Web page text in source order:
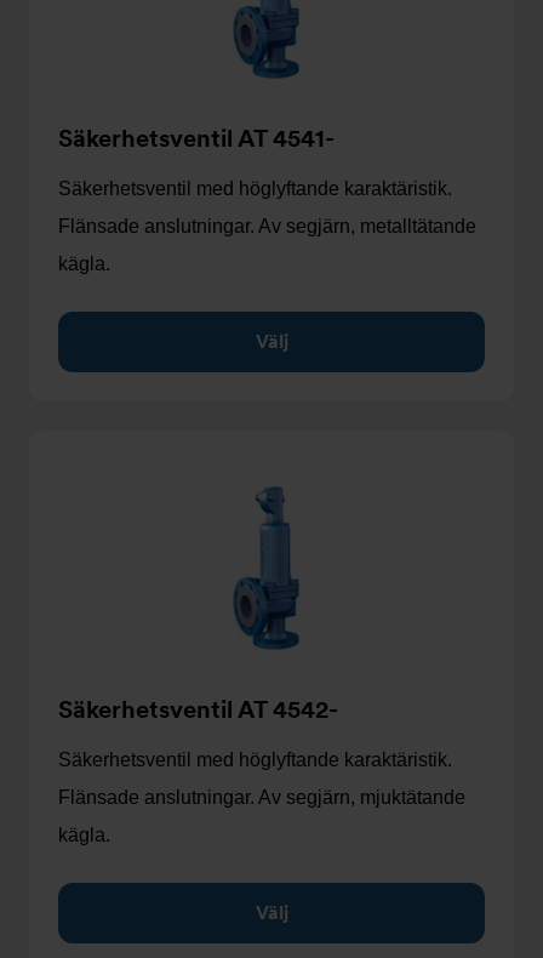
Säkerhetsventil AT 4541-
Säkerhetsventil med höglyftande karaktäristik.
Flänsade anslutningar. Av segjärn, metalltätande
kägla.
Välj
Säkerhetsventil AT 4542-
Säkerhetsventil med höglyftande karaktäristik.
Flänsade anslutningar. Av segjärn, mjuktätande
kägla.
Välj